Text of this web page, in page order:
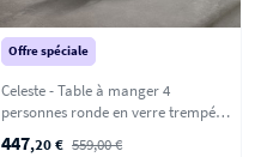
Offre spéciale
Celeste - Table à manger 4
personnes ronde en verre trempé et
447,20 € 559,00 €